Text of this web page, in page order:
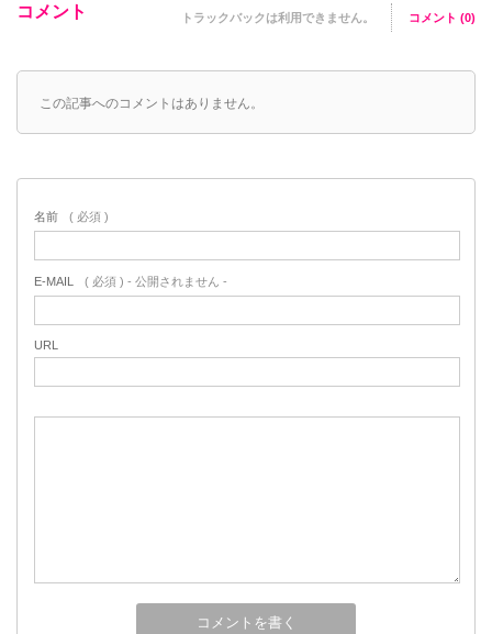
コメント トラックバックは利用できません。 コメント (0)
この記事へのコメントはありません。
名前 ( 必須 )
E-MAIL ( 必須 ) - 公開されません -
URL